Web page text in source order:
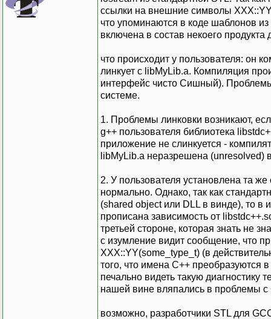
ссылки на внешние символы
что упоминаются в коде шаблонов
включена в состав некоего
что происходит у пользователя: он
линкует с libMyLib.a. Компиляция
интерфейс чисто Сишный). Проблемы
системе.
1. Проблемы линковки возникают,
g++ пользователя библиотека
приложение не слинкуется -
libMyLib.a неразрешена (unresolved)
2. У пользователя установлена та
нормально. Однако, так как
(shared object или DLL в винде), то в
прописана зависимость от
третьей стороне, которая знать не
с изумление видит сообщение, что
XXX::YY(some_type_t) (в
того, что имена С++ преобразуются
печально видеть такую
нашей вине вляпались в проблемы с
возможно, разработчики STL для